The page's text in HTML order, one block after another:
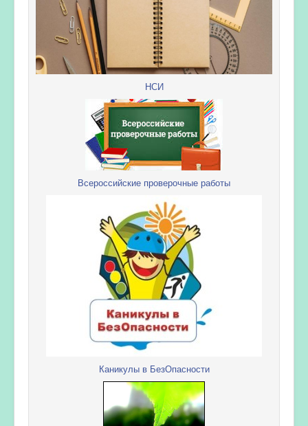
НСИ
Всероссийские проверочные работы
Каникулы в БезОпасности